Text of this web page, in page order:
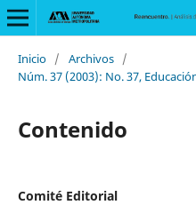
Inicio / Archivos /
Núm. 37 (2003): No. 37,
Contenido
Comité Editorial